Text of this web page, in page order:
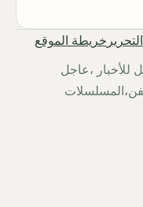
خريطة الموقع
للأخبار ،عاجل